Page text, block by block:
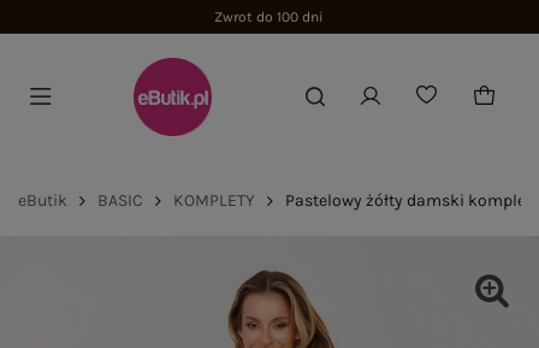
Zwrot do 100 dni
eButik BASIC KOMPLETY Pastelowy żółty damski komplet